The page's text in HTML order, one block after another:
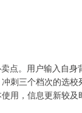
点。用户输入自身
刺三个档次的选校
用，信息更新较及